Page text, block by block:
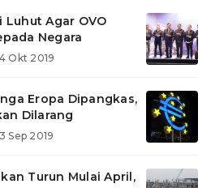
Agar OVO
Negara
Okt 2019
Eropa Dipangkas,
Dilarang
Sep 2019
Turun Mulai April,